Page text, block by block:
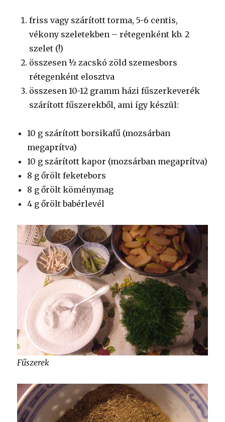
friss vagy szárított torma, 5-6 centis,
vékony szeletekben – rétegenként kb. 2
szelet (!)
összesen ½ zacskó zöld szemesbors
rétegenként elosztva
összesen 10-12 gramm házi fűszerkeverék
szárított fűszerekből, ami így készül:
10 g szárított borsikafű (mozsárban
megaprítva)
10 g szárított kapor (mozsárban megaprítva)
8 g őrölt feketebors
8 g őrölt köménymag
4 g őrölt babérlevél
Fűszerek